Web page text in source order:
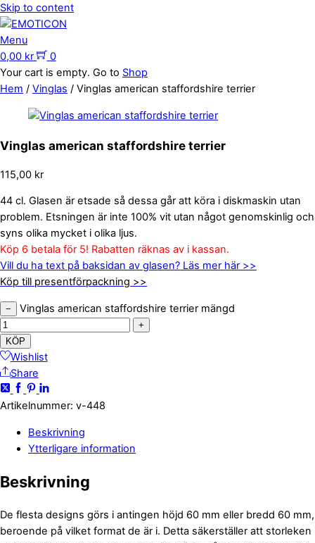
Skip to content
Menu
0,00 kr
0
Your cart is empty. Go to Shop
Hem / Vinglas / Vinglas american staffordshire terrier
Vinglas american staffordshire terrier
115,00 kr
44 cl. Glasen är etsade så dessa går att köra i diskmaskin utan
problem. Etsningen är inte 100% vit utan något genomskinlig och
syns olika mycket i olika ljus.
Köp 6 betala för 5! Rabatten räknas av i kassan.
Vill du ha text på baksidan av glasen? Läs mer här >>
Köp till presentförpackning >>
− Vinglas american staffordshire terrier mängd
+
KÖP
Wishlist
Share
Artikelnummer: v-448
Beskrivning
Ytterligare information
Beskrivning
De flesta designs görs i antingen höjd 60 mm eller bredd 60 mm,
beroende på vilket format de är i. Detta säkerställer att storleken